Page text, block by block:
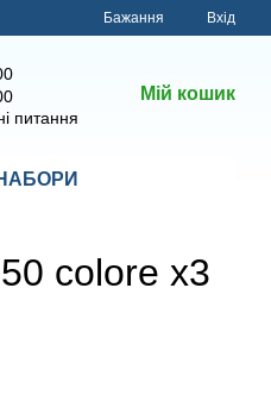
Бажання Вхід
питання
Мій кошик
colore x3